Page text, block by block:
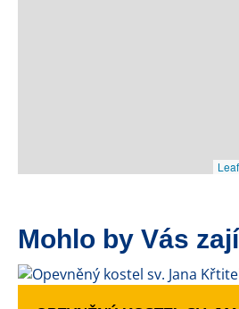
Mohlo by Vás